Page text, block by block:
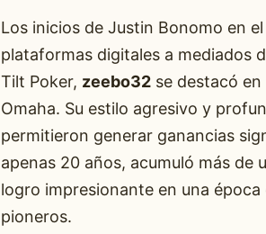
Los inicios de Justin Bonomo en
plataformas digitales a mediados
Tilt Poker, zeebo32se destacó en
Omaha. Su estilo agresivo y
permitieron generar ganancias
apenas 20 años, acumuló más de
logro impresionante en una
pioneros.